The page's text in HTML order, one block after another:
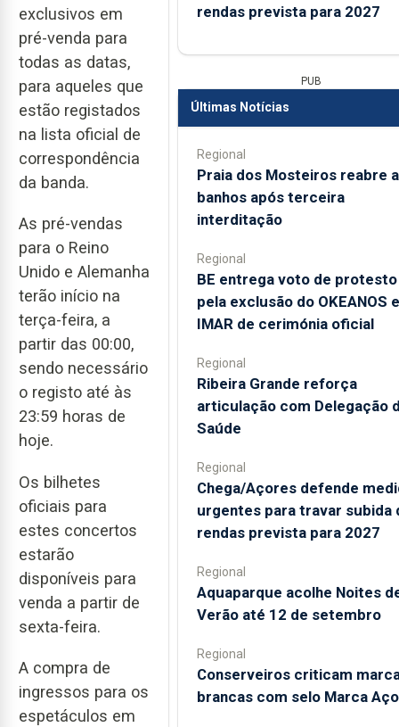
exclusivos em
pré-venda para
todas as datas,
para aqueles que
estão registados
na lista oficial de
correspondência
da banda.
As pré-vendas
para o Reino
Unido e Alemanha
terão início na
terça-feira, a
partir das 00:00,
sendo necessário
o registo até às
23:59 horas de
hoje.
Os bilhetes
oficiais para
estes concertos
estarão
disponíveis para
venda a partir de
sexta-feira.
A compra de
ingressos para os
espetáculos em
rendas prevista para 2027
PUB
Últimas Notícias
Regional
Praia dos Mosteiros reabre a
banhos após terceira
interditação
Regional
BE entrega voto de protesto
pela exclusão do OKEANOS e
IMAR de cerimónia oficial
Regional
Ribeira Grande reforça
articulação com Delegação
Saúde
Regional
Chega/Açores defende
urgentes para travar subida
rendas prevista para 2027
Regional
Aquaparque acolhe Noites
Verão até 12 de setembro
Regional
Conserveiros criticam
brancas com selo Marca